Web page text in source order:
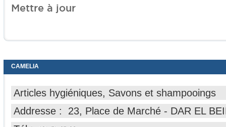
Mettre à jour
CAMELIA
Articles hygiéniques, Savons et shampooings
Addresse : 23, Place de Marché - DAR EL